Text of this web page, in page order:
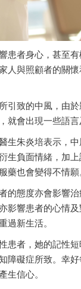
患者身心，甚至
人與照顧者的關
引致的中風，由
就會出現一些語
生朱炎培表示，
生負面情緒，加
藥也會變得不情願
的態度亦會影響
影響患者的心情
過新生活。
患者，她的記性
障礙症所致。幸
生信心。